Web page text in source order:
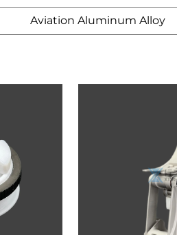
Aviation Aluminum Alloy